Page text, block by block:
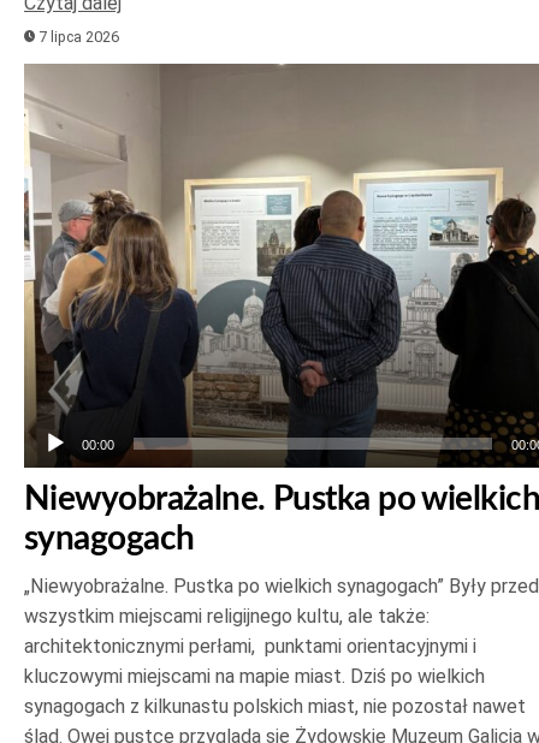
7 lipca 2026
plików
dźwiękowych
00:00
Niewyobrażalne. Pustka po wielkich
synagogach
„Niewyobrażalne. Pustka po wielkich synagogach” Były
wszystkim miejscami religijnego kultu, ale także:
architektonicznymi perłami, punktami orientacyjnymi i
kluczowymi miejscami na mapie miast. Dziś po wielkich
synagogach z kilkunastu polskich miast, nie pozostał nawet
ślad. Owej pustce przygląda się Żydowskie Muzeum Galicja